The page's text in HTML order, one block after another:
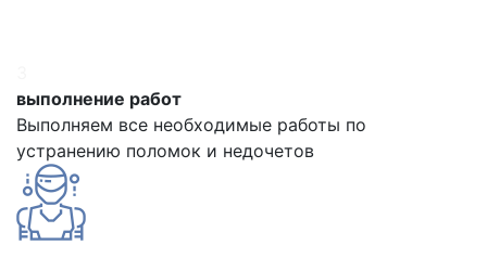
выполнение работ
Выполняем все необходимые работы по
устранению поломок и недочетов